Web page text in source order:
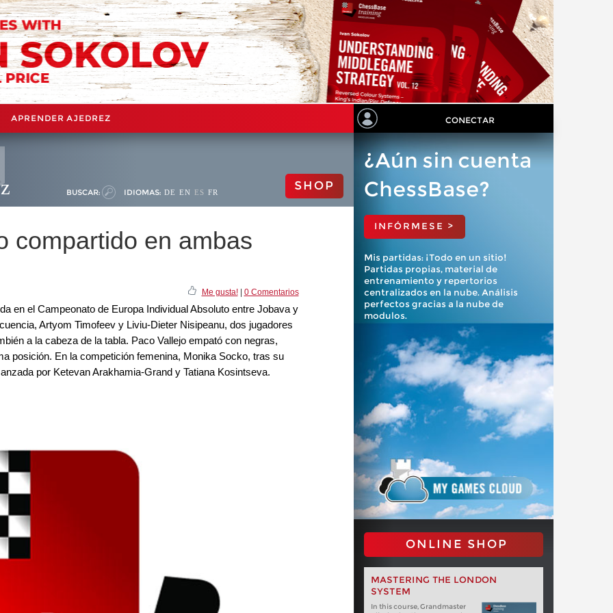
APRENDER AJEDREZ CONECTAR
BUSCAR: IDIOMAS: DE EN ES FR SHOP
compartido en ambas
Me gusta!| 0 Comentarios
en el Campeonato de Europa Individual Absoluto entre Jobava y
Artyom Timofeev y Liviu-Dieter Nisipeanu, dos jugadores
a la cabeza de la tabla. Paco Vallejo empató con negras,
posición. En la competición femenina, Monika Socko, tras su
por Ketevan Arakhamia-Grand y Tatiana Kosintseva.
¿Aún sin cuenta
ChessBase?
INFÓRMESE >
Mis partidas: ¡Todo en un sitio!
Partidas propias, material de
entrenamiento y repertorios
centralizados en la nube. Análisis
perfectos gracias a la nube de
modulos.
ONLINE SHOP
MASTERING THE LONDON
SYSTEM
In this course, Grandmaster